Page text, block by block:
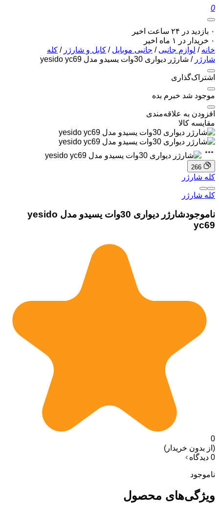
0
۰ بازدید در ۲۴ ساعت اخیر
۰ خریدار در ۱ ماه اخیر
خانه / لوازم جانبی / جانبی موبایل / کابل و شارژر / کله
شارژر / شارژر دیواری 30وات یسیدو مدل yesido yc69
اشتراک‌گذاری
موجود شد خبرم بده
افزودن به علاقه‌مندی
مقایسه کالا
266
کله شارژر
کله شارژر
ناموجود
شارژر دیواری 30وات یسیدو مدل yesido
yc69
0
(از بدون خریدار)
0 دیدگاه
ناموجود
ویژگی‌های محصول